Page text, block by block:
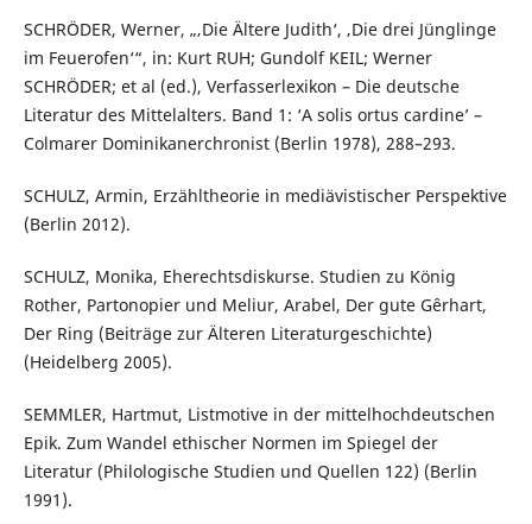
SCHRÖDER, Werner, „‚Die Ältere Judith‘, ‚Die drei Jünglinge
im Feuerofen‘“, in: Kurt RUH; Gundolf KEIL; Werner
SCHRÖDER; et al (ed.), Verfasserlexikon – Die deutsche
Literatur des Mittelalters. Band 1: ‘A solis ortus cardine’ –
Colmarer Dominikanerchronist (Berlin 1978), 288–293.
SCHULZ, Armin, Erzähltheorie in mediävistischer Perspektive
(Berlin 2012).
SCHULZ, Monika, Eherechtsdiskurse. Studien zu König
Rother, Partonopier und Meliur, Arabel, Der gute Gêrhart,
Der Ring (Beiträge zur Älteren Literaturgeschichte)
(Heidelberg 2005).
SEMMLER, Hartmut, Listmotive in der mittelhochdeutschen
Epik. Zum Wandel ethischer Normen im Spiegel der
Literatur (Philologische Studien und Quellen 122) (Berlin
1991).